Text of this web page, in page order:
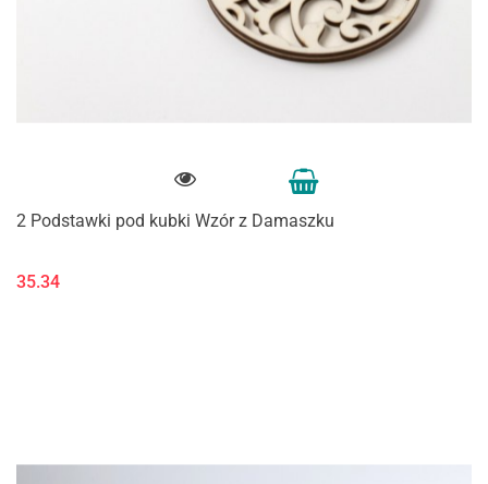
2 Podstawki pod kubki Wzór z Damaszku
35.34